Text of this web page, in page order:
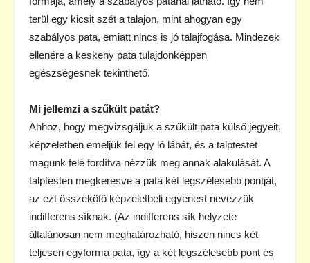
terül egy kicsit szét a talajon, mint ahogyan egy
szabályos pata, emiatt nincs is jó talajfogása. Mindezek
ellenére a keskeny pata tulajdonképpen
egészségesnek tekinthető.
Mi jellemzi a szűkült patát?
Ahhoz, hogy megvizsgáljuk a szűkült pata külső jegyeit,
képzeletben emeljük fel egy ló lábát, és a talptestet
magunk felé fordítva nézzük meg annak alakulását. A
talptesten megkeresve a pata két legszélesebb pontját,
az ezt összekötő képzeletbeli egyenest nevezzük
indifferens síknak. (Az indifferens sík helyzete
általánosan nem meghatározható, hiszen nincs két
teljesen egyforma pata, így a két legszélesebb pont és